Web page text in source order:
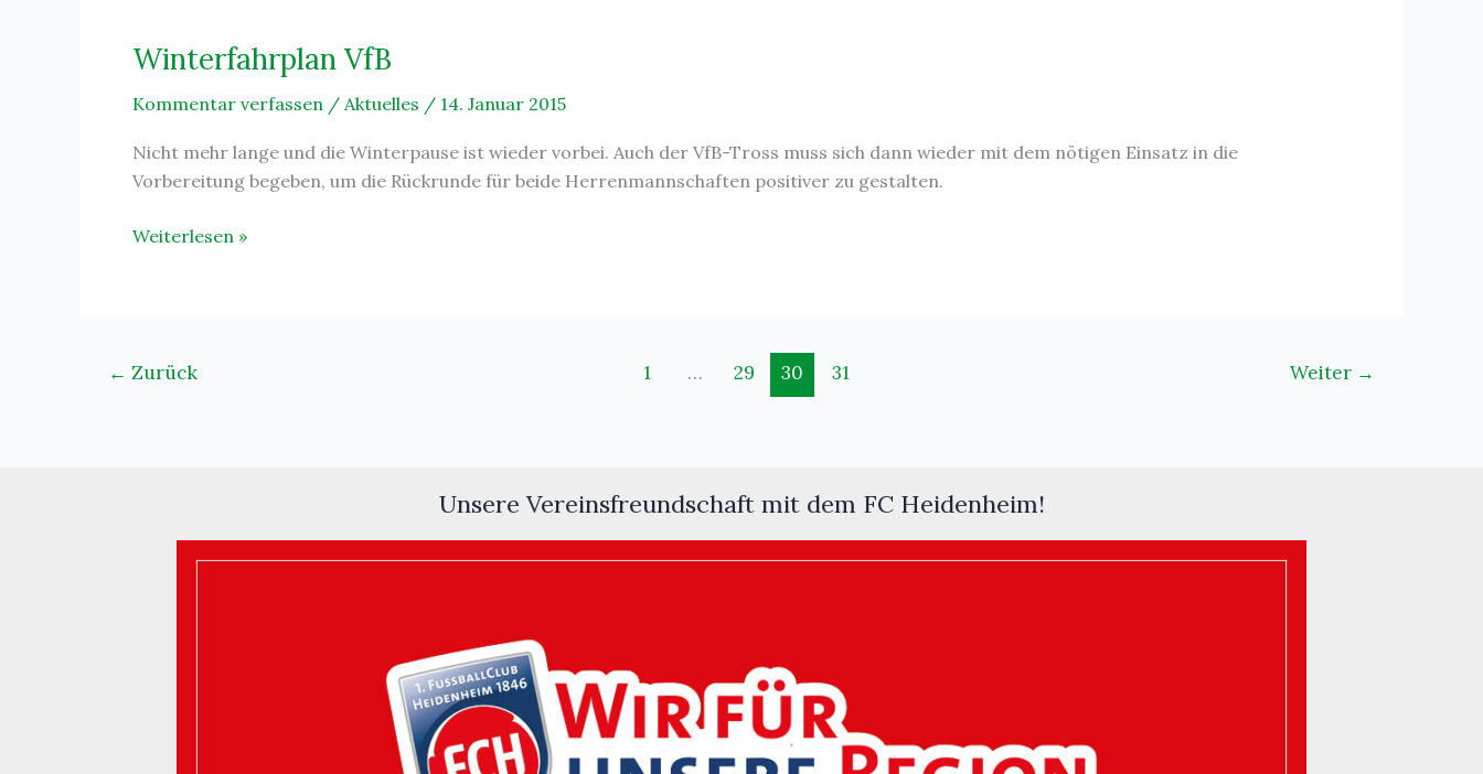
Winterfahrplan VfB
Kommentar verfassen / Aktuelles / 14. Januar 2015
Nicht mehr lange und die Winterpause ist wieder vorbei. Auch der VfB-Tross muss sich dann wieder mit dem nötigen Einsatz in die
Vorbereitung begeben, um die Rückrunde für beide Herrenmannschaften positiver zu gestalten.
Winterfahrplan
Weiterlesen »
← Zurück 1 … 29 30 31 Weiter →
Unsere Vereinsfreundschaft mit dem FC Heidenheim!